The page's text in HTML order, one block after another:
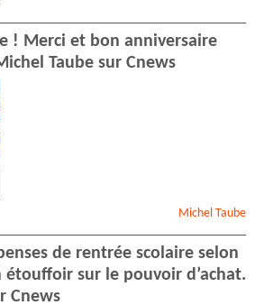
! Merci et bon anniversaire
Taube sur Cnews
Michel Taube
de rentrée scolaire selon
étouffoir sur le pouvoir d’achat.
Cnews